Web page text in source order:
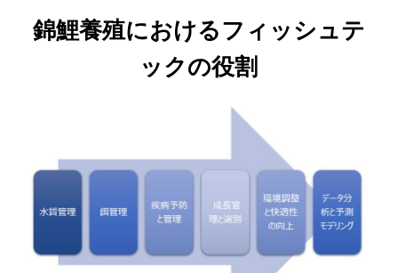
錦鯉養殖におけるフィッシュテ
ックの役割